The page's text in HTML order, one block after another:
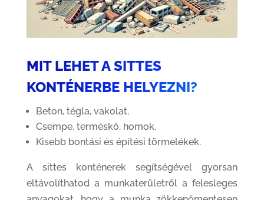
MIT LEHET A SITTES
KONTÉNERBE HELYEZNI?
Beton, tégla, vakolat.
Csempe, terméskő, homok.
Kisebb bontási és építési törmelékek.
A sittes konténerek segítségével gyorsan
eltávolíthatod a munkaterületről a felesleges